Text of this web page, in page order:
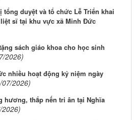
tổng duyệt và tổ chức Lễ Triển khai
sĩ tại khu vực xã Minh Đức
sách giáo khoa cho học sinh
2026)
nhiều hoạt động kỷ niệm ngày
07/2026)
hương, thắp nến tri ân tại Nghĩa
2026)